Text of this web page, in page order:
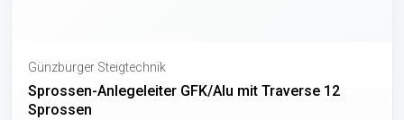
Günzburger Steigtechnik
Sprossen-Anlegeleiter GFK/Alu mit Traverse 12
Sprossen